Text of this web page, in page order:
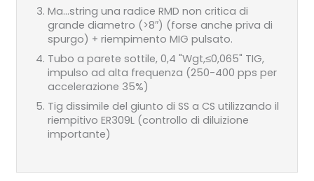
Ma...string una radice RMD non critica di
grande diametro (>8″) (forse anche priva di
spurgo) + riempimento MIG pulsato.
Tubo a parete sottile, 0,4 "Wgt,≤0,065" TIG,
impulso ad alta frequenza (250-400 pps per
accelerazione 35%)
Tig dissimile del giunto di SS a CS utilizzando il
riempitivo ER309L (controllo di diluizione
importante)